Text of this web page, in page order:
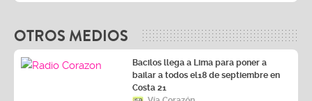
OTROS MEDIOS
Bacilos llega a Lima para poner a
bailar a todos el18 de septiembre en
Costa 21